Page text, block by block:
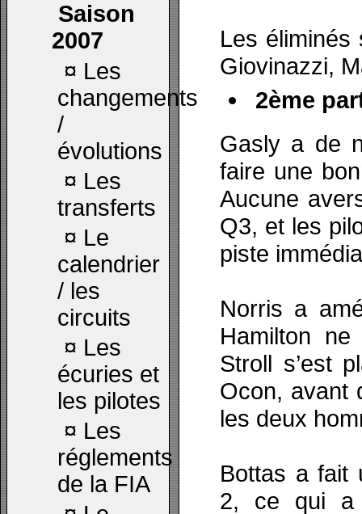
Saison
2007
¤ Les
changements
/
évolutions
¤ Les
transferts
¤ Le
calendrier
/ les
circuits
¤ Les
écuries et
les pilotes
¤ Les
réglements
de la FIA
Les éliminés
Giovinazzi,
2ème
Gasly a de
faire une
Aucune
Q3, et les
piste
Norris a
Hamilton
Stroll s’est
Ocon, avant
les deux
Bottas a fait
2, ce qui a